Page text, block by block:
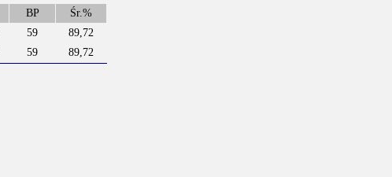
BP
Śr.%
59
89,72
59 89,72